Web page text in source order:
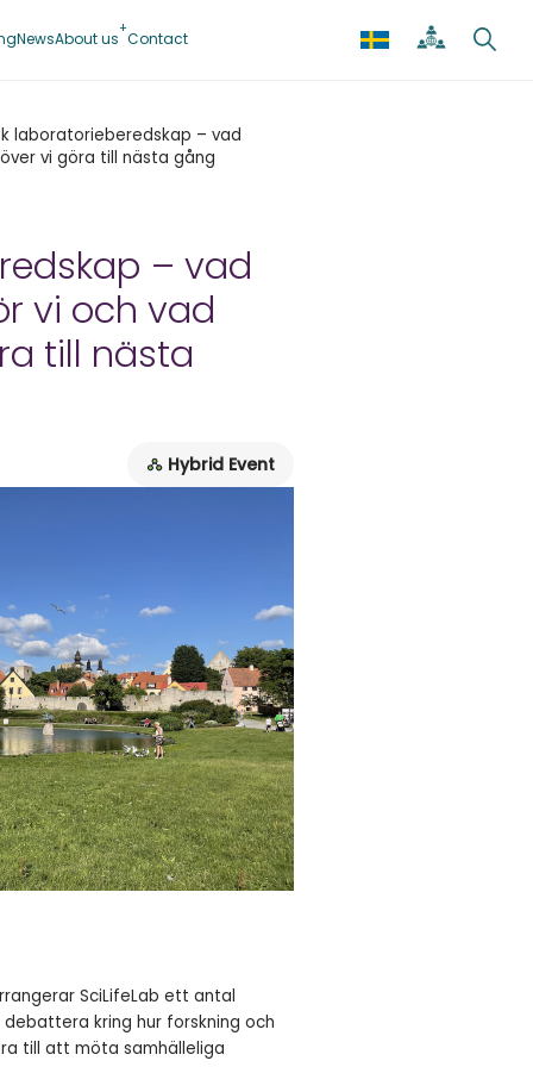
NewsAbout us Contact
laboratorieberedskap – vad
vi göra till nästa gång
– vad
vi och vad
till nästa
Hybrid Event
SciLifeLab ett antal
kring hur forskning och
till att möta samhälleliga